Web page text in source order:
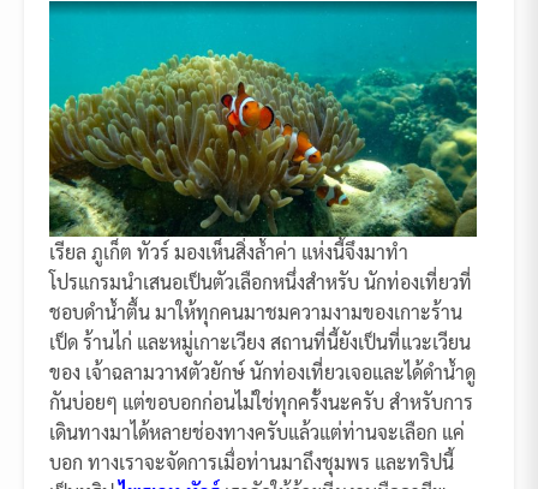
เรียล ภูเก็ต ทัวร์ มองเห็นสิ่งล้ำค่า แห่งนี้จึงมาทำ
โปรแกรมนำเสนอเป็นตัวเลือกหนึ่งสำหรับ นักท่องเที่ยวที่
ชอบดำน้ำตื้น มาให้ทุกคนมาชมความงามของเกาะร้าน
เป็ด ร้านไก่ และหมู่เกาะเวียง สถานที่นี้ยังเป็นที่แวะเวียน
ของ เจ้าฉลามวาฬตัวยักษ์ นักท่องเที่ยวเจอและได้ดำน้ำดู
กันบ่อยๆ แต่ขอบอกก่อนไม่ใช่ทุกครั้งนะครับ สำหรับการ
เดินทางมาได้หลายช่องทางครับแล้วแต่ท่านจะเลือก แค่
บอก ทางเราจะจัดการเมื่อท่านมาถึงชุมพร และทริปนี้